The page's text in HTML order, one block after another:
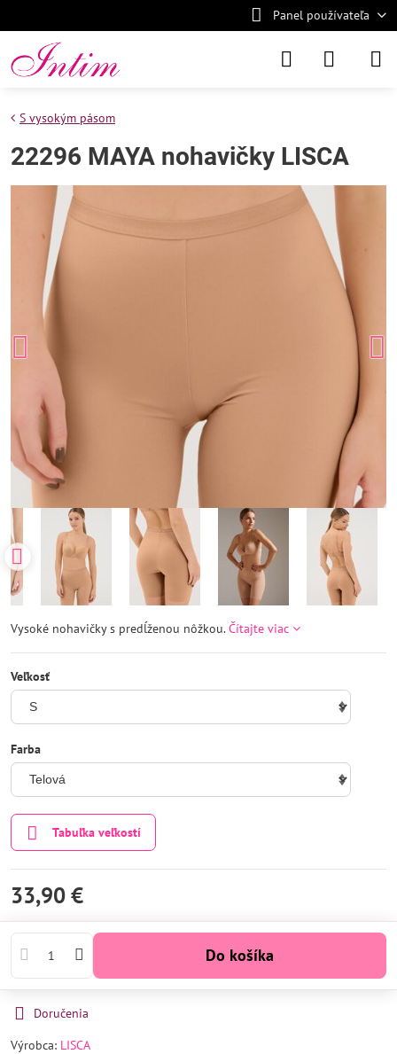
Panel používateľa
S vysokým pásom
22296 MAYA nohavičky LISCA
Vysoké nohavičky s predĺženou nôžkou.Čítajte viac
Veľkosť
Farba
Tabuľka veľkostí
33,90 €
Do košíka
Doručenia
Výrobca: LISCA